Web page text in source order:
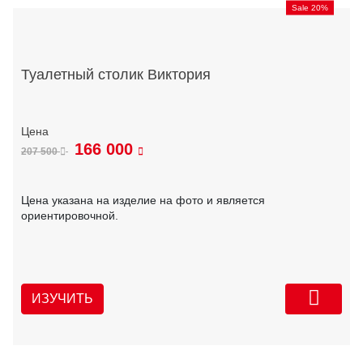
Sale 20%
Туалетный столик Виктория
207 500 166 000
Цена указана на изделие на фото и является
ориентировочной.
ИЗУЧИТЬ